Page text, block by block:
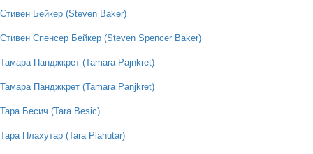
Стивен Бейкер (Steven Baker)
Стивен Спенсер Бейкер (Steven Spencer Baker)
Тамара Панджкрет (Tamara Pajnkret)
Тамара Панджкрет (Tamara Panjkret)
Тара Бесич (Tara Besic)
Тара Плахутар (Tara Plahutar)